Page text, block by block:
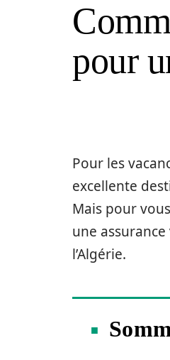
pour
Pour les
excellente
Mais pour
une
l’Algérie.